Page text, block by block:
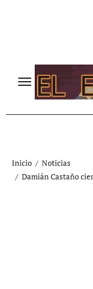
Inicio
Noticias
Damián Castaño